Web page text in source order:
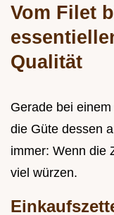
Vom Filet
Qualität
Gerade bei
die Güte dessen
immer: Wenn die
viel würzen.